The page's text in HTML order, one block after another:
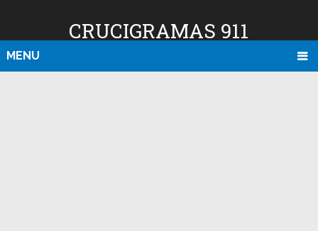
CRUCIGRAMAS 911
MENU